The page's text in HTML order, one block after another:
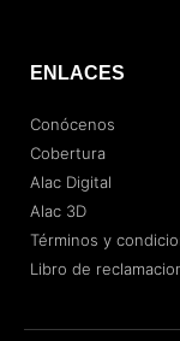
ENLACES
Conócenos
Cobertura
Alac Digital
Alac 3D
Términos y
Libro de